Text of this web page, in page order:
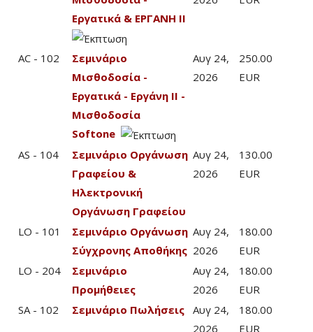
Εργατικά & ΕΡΓΑΝΗ ΙΙ
AC - 102
Σεμινάριο
Μισθοδοσία -
Εργατικά - Εργάνη ΙΙ -
Μισθοδοσία
Softone
Αυγ 24,
2026
250.00
EUR
AS - 104
Σεμινάριο Οργάνωση
Γραφείου &
Ηλεκτρονική
Οργάνωση Γραφείου
Αυγ 24,
2026
130.00
EUR
LO - 101
Σεμινάριο Οργάνωση
Σύγχρονης Αποθήκης
Αυγ 24,
2026
180.00
EUR
LO - 204
Σεμινάριο
Προμήθειες
Αυγ 24,
2026
180.00
EUR
SA - 102
Σεμινάριο Πωλήσεις Αυγ 24,
2026
180.00
EUR